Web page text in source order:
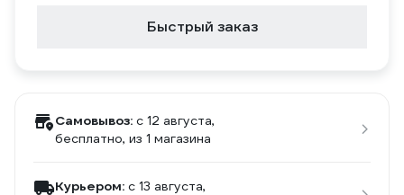
Быстрый заказ
Самовывоз: c 12 августа,
бесплатно, из 1 магазина
Курьером: c 13 августа,